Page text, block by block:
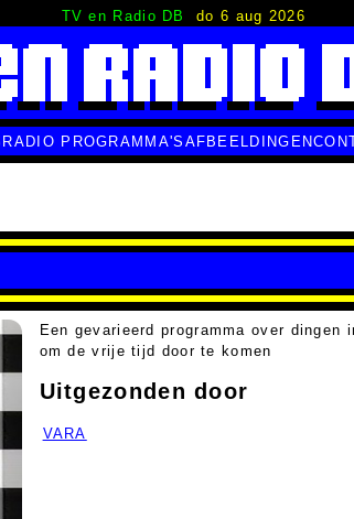
TV en Radio DB do 6 aug 2026
RADIO PROGRAMMA'S AFBEELDINGEN
Een gevarieerd programma over dingen
om de vrije tijd door te komen
Uitgezonden door
VARA